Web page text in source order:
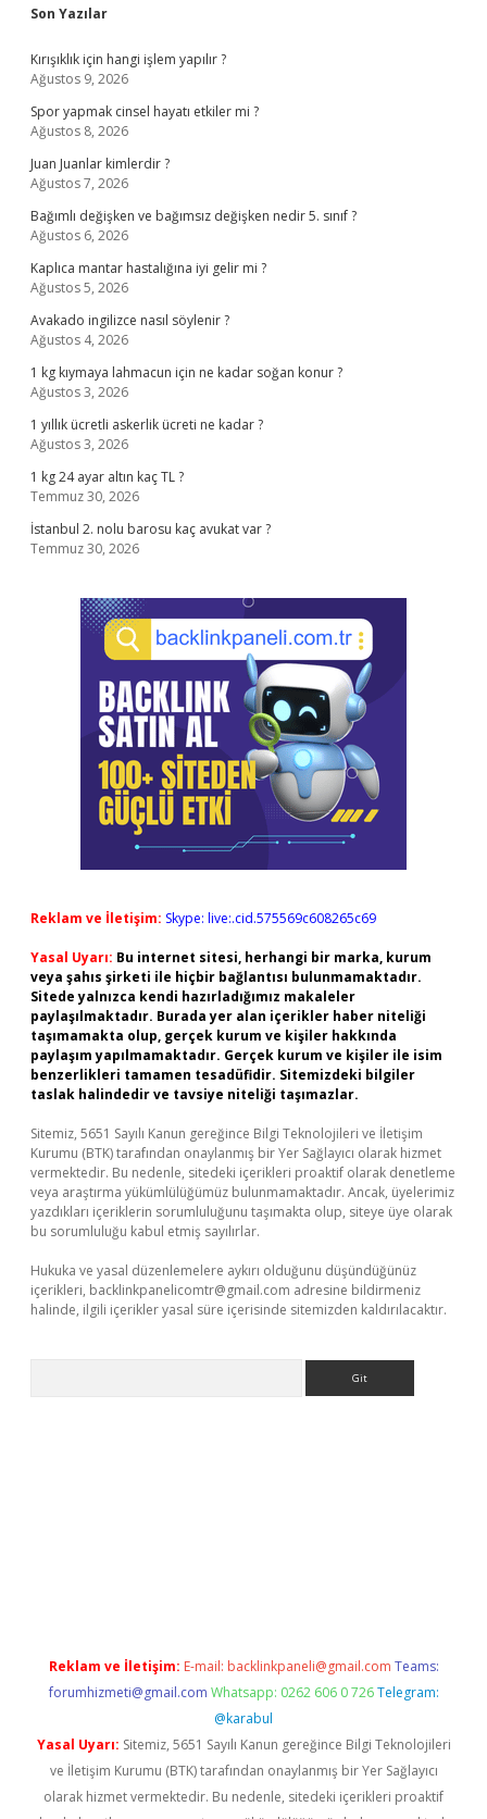
Sidebar
Son Yazılar
Kırışıklık için hangi işlem yapılır ?
Ağustos 9, 2026
Spor yapmak cinsel hayatı etkiler mi ?
Ağustos 8, 2026
Juan Juanlar kimlerdir ?
Ağustos 7, 2026
Bağımlı değişken ve bağımsız değişken nedir 5. sınıf ?
Ağustos 6, 2026
Kaplıca mantar hastalığına iyi gelir mi ?
Ağustos 5, 2026
Avakado ingilizce nasıl söylenir ?
Ağustos 4, 2026
1 kg kıymaya lahmacun için ne kadar soğan konur ?
Ağustos 3, 2026
1 yıllık ücretli askerlik ücreti ne kadar ?
Ağustos 3, 2026
1 kg 24 ayar altın kaç TL ?
Temmuz 30, 2026
İstanbul 2. nolu barosu kaç avukat var ?
Temmuz 30, 2026
Reklam ve İletişim: Skype: live:.cid.575569c608265c69
Yasal Uyarı: Bu internet sitesi, herhangi bir marka, kurum
veya şahıs şirketi ile hiçbir bağlantısı bulunmamaktadır.
Sitede yalnızca kendi hazırladığımız makaleler
paylaşılmaktadır. Burada yer alan içerikler haber niteliği
taşımamakta olup, gerçek kurum ve kişiler hakkında
paylaşım yapılmamaktadır. Gerçek kurum ve kişiler ile isim
benzerlikleri tamamen tesadüfidir. Sitemizdeki bilgiler
taslak halindedir ve tavsiye niteliği taşımazlar.
Sitemiz, 5651 Sayılı Kanun gereğince Bilgi Teknolojileri ve İletişim
Kurumu (BTK) tarafından onaylanmış bir Yer Sağlayıcı olarak hizmet
vermektedir. Bu nedenle, sitedeki içerikleri proaktif olarak denetleme
veya araştırma yükümlülüğümüz bulunmamaktadır. Ancak, üyelerimiz
yazdıkları içeriklerin sorumluluğunu taşımakta olup, siteye üye olarak
bu sorumluluğu kabul etmiş sayılırlar.
Hukuka ve yasal düzenlemelere aykırı olduğunu düşündüğünüz
içerikleri, backlinkpanelicomtr@gmail.com adresine bildirmeniz
halinde, ilgili içerikler yasal süre içerisinde sitemizden kaldırılacaktır.
Reklam ve İletişim: E-mail: backlinkpaneli@gmail.com Teams:
forumhizmeti@gmail.com Whatsapp: 0262 606 0 726 Telegram:
@karabul
Yasal Uyarı: Sitemiz, 5651 Sayılı Kanun gereğince Bilgi Teknolojileri
ve İletişim Kurumu (BTK) tarafından onaylanmış bir Yer Sağlayıcı
olarak hizmet vermektedir. Bu nedenle, sitedeki içerikleri proaktif